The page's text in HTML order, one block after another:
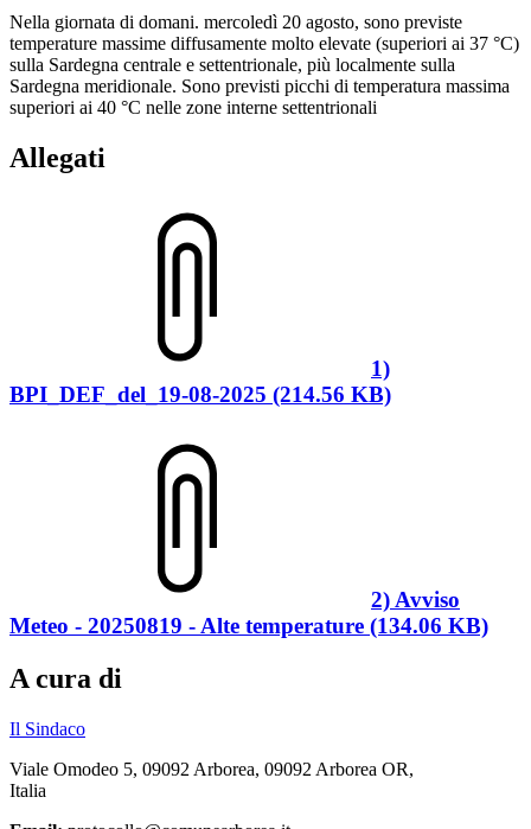
Nella giornata di domani. mercoledì 20 agosto, sono previste
temperature massime diffusamente molto elevate (superiori ai 37 °C)
sulla Sardegna centrale e settentrionale, più localmente sulla
Sardegna meridionale. Sono previsti picchi di temperatura massima
superiori ai 40 °C nelle zone interne settentrionali
Allegati
1)
BPI_DEF_del_19-08-2025 (214.56 KB)
2) Avviso
Meteo - 20250819 - Alte temperature (134.06 KB)
A cura di
Il Sindaco
Viale Omodeo 5, 09092 Arborea, 09092 Arborea OR,
Italia